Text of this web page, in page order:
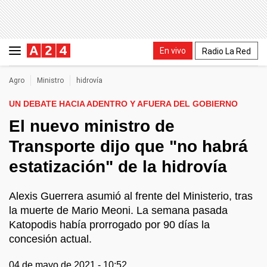
En vivo Radio La Red
Agro Ministro hidrovía
UN DEBATE HACIA ADENTRO Y AFUERA DEL GOBIERNO
El nuevo ministro de
Transporte dijo que "no habrá
estatización" de la hidrovía
Alexis Guerrera asumió al frente del Ministerio, tras
la muerte de Mario Meoni. La semana pasada
Katopodis había prorrogado por 90 días la
concesión actual.
04 de mayo de 2021 - 10:52